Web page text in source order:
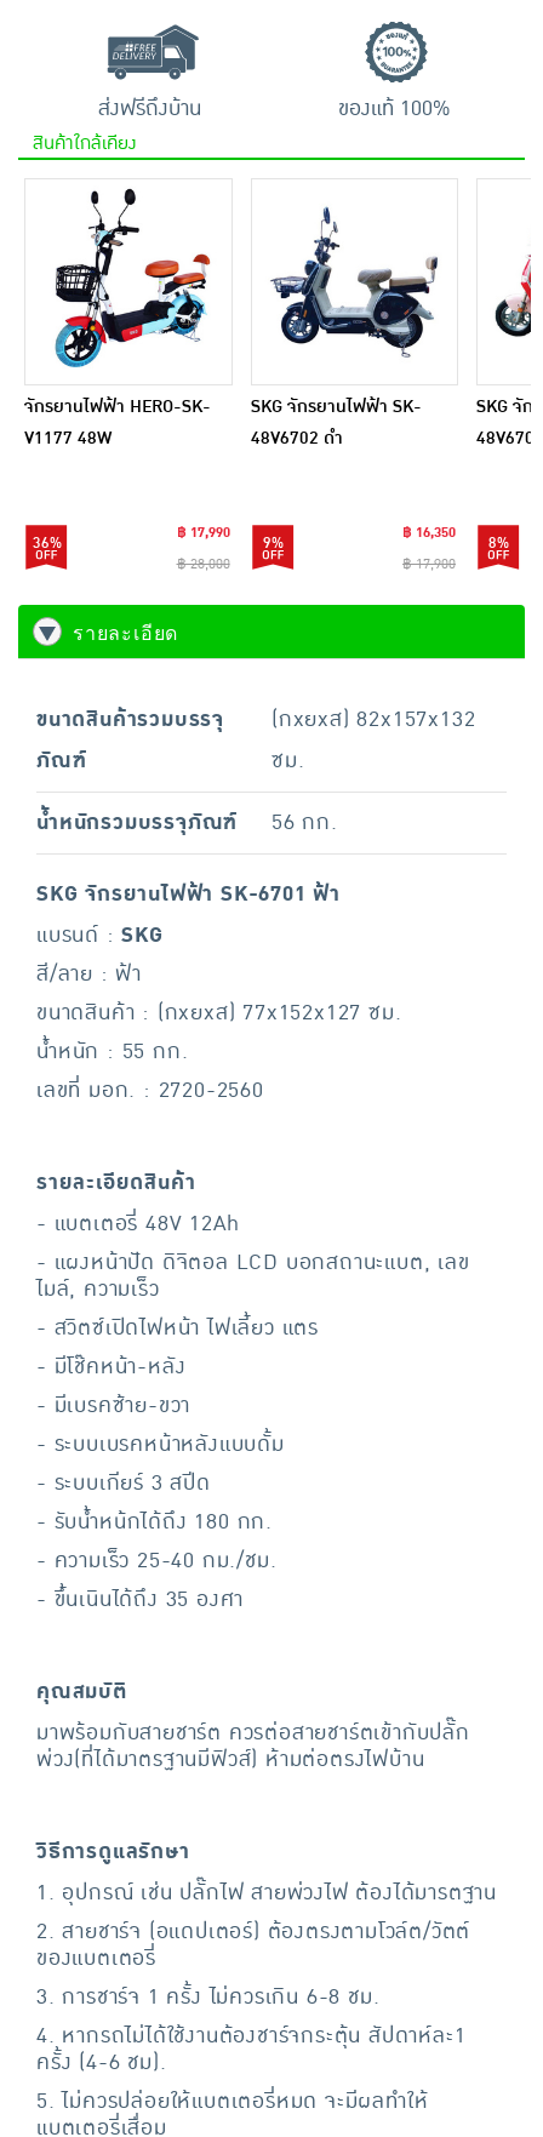
ส่งฟรีถึงบ้าน ของแท้ 100%
สินค้าใกล้เคียง
จักรยานไฟฟ้า HERO-SK-
V1177 48W
36%
฿ 17,990
฿ 28,000
SKG จักรยานไฟฟ้า SK-
48V6702 ดำ
9%
฿ 16,350
฿ 17,900
SKG จัก
8%
รายละเอียด
ขนาดสินค้ารวมบรรจุ
ภัณฑ์
(กxยxส) 82x157x132
ซม.
น้ำหนักรวมบรรจุภัณฑ์
56 กก.
SKG จักรยานไฟฟ้า SK-6701 ฟ้า
แบรนด์ :SKG
สี/ลาย : ฟ้า
ขนาดสินค้า : (กxยxส) 77x152x127 ซม.
น้ำหนัก : 55 กก.
เลขที่ มอก. : 2720-2560
รายละเอียดสินค้า
- แบตเตอรี่ 48V 12Ah
- แผงหน้าปัด ดิจิตอล LCD บอกสถานะแบต, เลข
ไมล์, ความเร็ว
- สวิตซ์เปิดไฟหน้า ไฟเลี้ยว แตร
- มีโช๊คหน้า-หลัง
- มีเบรคซ้าย-ขวา
- ระบบเบรคหน้าหลังแบบดั้ม
- ระบบเกียร์ 3 สปีด
- รับน้ำหน้กได้ถึง 180 กก.
- ความเร็ว 25-40 กม./ชม.
- ขึ้นเนินได้ถึง 35 องศา
คุณสมบัติ
มาพร้อมกับสายชาร์ต ควรต่อสายชาร์ตเข้ากับปลั๊ก
พ่วง(ที่ได้มาตรฐานมีฟิวส์) ห้ามต่อตรงไฟบ้าน
วิธีการดูแลรักษา
1. อุปกรณ์ เช่น ปลั๊กไฟ สายพ่วงไฟ ต้องได้มารตฐาน
2. สายชาร์จ (อแดปเตอร์) ต้องตรงตามโวล์ต/วัตต์
ของแบตเตอรี่
3. การชาร์จ 1 ครั้ง ไม่ควรเกิน 6-8 ชม.
4. หากรถไม่ได้ใช้งานต้องชาร์จกระตุ้น สัปดาห์ละ1
ครั้ง (4-6 ชม).
5. ไม่ควรปล่อยให้แบตเตอรี่หมด จะมีผลทำให้
แบตเตอรี่เสื่อม